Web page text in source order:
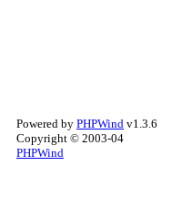
Powered by PHPWind v1.3.6
Copyright © 2003-04
PHPWind